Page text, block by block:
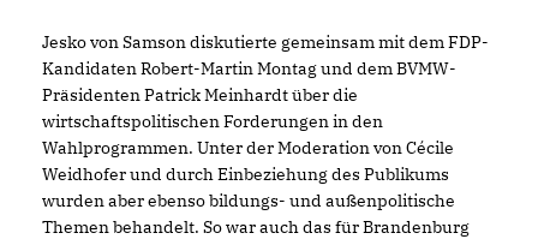
Jesko von Samson diskutierte gemeinsam mit dem FDP-
Kandidaten Robert-Martin Montag und dem BVMW-
Präsidenten Patrick Meinhardt über die
wirtschaftspolitischen Forderungen in den
Wahlprogrammen. Unter der Moderation von Cécile
Weidhofer und durch Einbeziehung des Publikums
wurden aber ebenso bildungs- und außenpolitische
Themen behandelt. So war auch das für Brandenburg